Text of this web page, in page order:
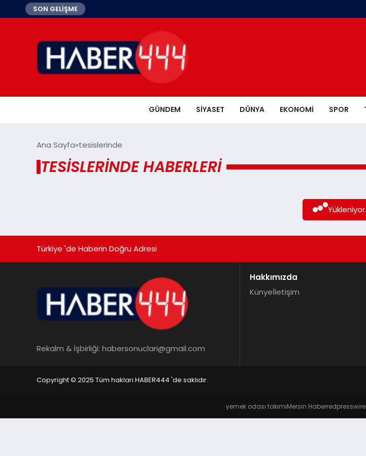
SON GELİŞME
GÜNDEM SIYASET DÜNYA EKONOMI SPOR
Ana Sayfa tesislerinde
TESISLERINDE HABERLERI
Türkiye 'de Haberin Doğru Adresi
Rekalm & İşbirliği: habersonuclari@gmail.com
Hakkımızda
Künyeİletişim
Copyright © 2025 Tüm hakları HABER444 'de saklıdır.
yemek odası takımıMersin Haberredpresswire